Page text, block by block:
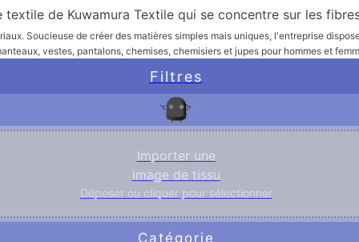
textile de Kuwamura Textile qui se concentre sur les
de créer des matières simples mais uniques, l'entreprise
vestes, pantalons, chemises, chemisiers et jupes pour hommes et
Filtres
Importer une
image de tissu
Déposer ou cliquer pour sélectionner
Catégorie